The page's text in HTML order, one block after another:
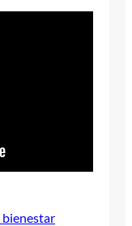
bienestar